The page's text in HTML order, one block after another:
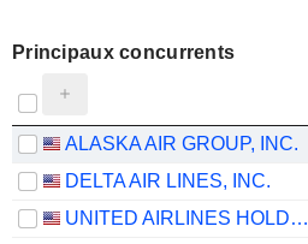
Principaux concurrents
ALASKA AIR GROUP, INC.
DELTA AIR LINES, INC.
UNITED AIRLINES HOLDINGS, INC.